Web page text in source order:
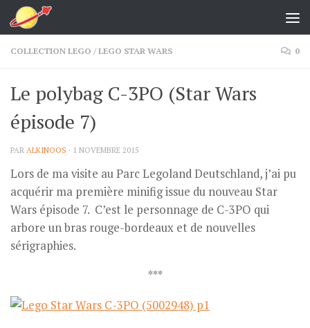
Skip to content
COLLECTION LEGO /LEGO STAR WARS 0
Le polybag C-3PO (Star Wars
épisode 7)
PAR ALKINOOS · 1 NOVEMBRE 2015
Lors de ma visite au Parc Legoland Deutschland, j’ai pu
acquérir ma première minifig issue du nouveau Star
Wars épisode 7. C’est le personnage de C-3PO qui
arbore un bras rouge-bordeaux et de nouvelles
sérigraphies.
***